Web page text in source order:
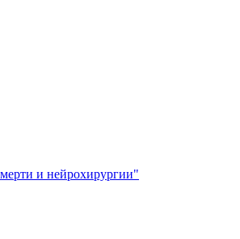
и нейрохирургии"